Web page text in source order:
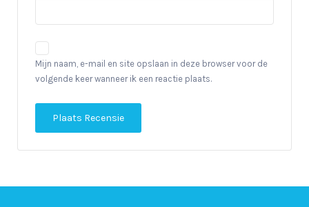
Mijn naam, e-mail en site opslaan in deze browser voor de
volgende keer wanneer ik een reactie plaats.